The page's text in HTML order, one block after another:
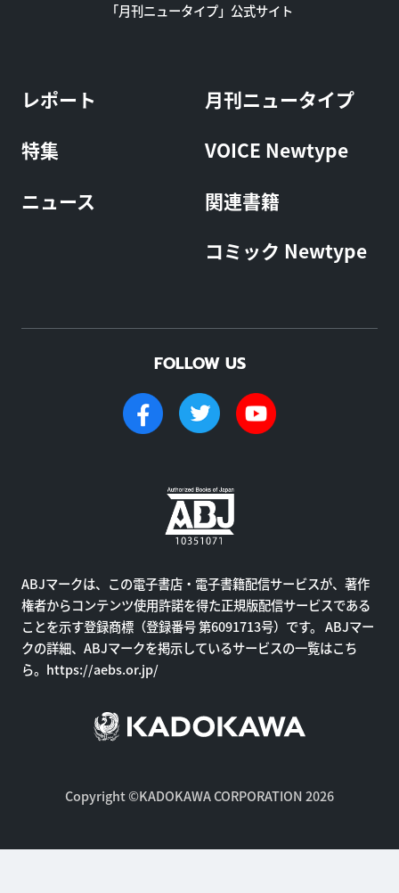
「月刊ニュータイプ」公式サイト
レポート
特集
ニュース
月刊ニュータイプ
VOICE Newtype
関連書籍
コミック Newtype
FOLLOW US
ABJマークは、この電子書店・電子書籍配信サービスが、著作
権者からコンテンツ使用許諾を得た正規版配信サービスである
ことを示す登録商標（登録番号 第6091713号）です。 ABJマー
クの詳細、ABJマークを掲示しているサービスの一覧はこち
ら。 https://aebs.or.jp/
Copyright ©KADOKAWA CORPORATION 2026